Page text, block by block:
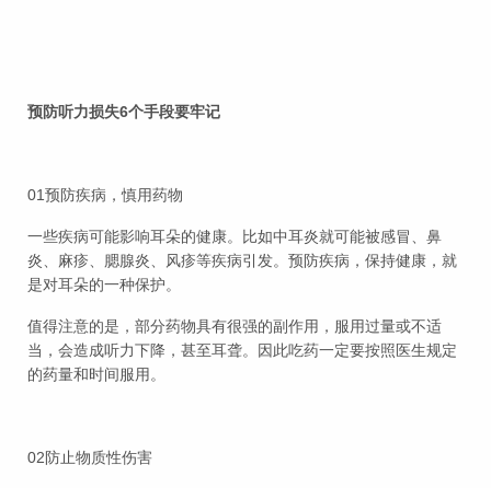
预防听力损失6个手段要牢记
01预防疾病，慎用药物
一些疾病可能影响耳朵的健康。比如中耳炎就可能被感冒、鼻
炎、麻疹、腮腺炎、风疹等疾病引发。预防疾病，保持健康，就
是对耳朵的一种保护。
值得注意的是，部分药物具有很强的副作用，服用过量或不适
当，会造成听力下降，甚至耳聋。因此吃药一定要按照医生规定
的药量和时间服用。
02防止物质性伤害